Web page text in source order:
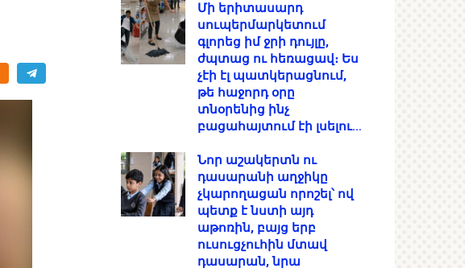
Մի երիտասարդ
սուպերմարկետում
գլորեց իմ ջրի դույլը,
ժպտաց ու հեռացավ։ Ես
չէի էլ պատկերացնում,
թե հաջորդ օրը
տնօրենից ինչ
բացահայտում էի լսելու…
Նոր աշակերտն ու
դասարանի աղջիկը
չկարողացան որոշել՝ ով
պետք է նստի այդ
աթոռին, բայց երբ
ուսուցչուհին մտավ
դասարան, նրա